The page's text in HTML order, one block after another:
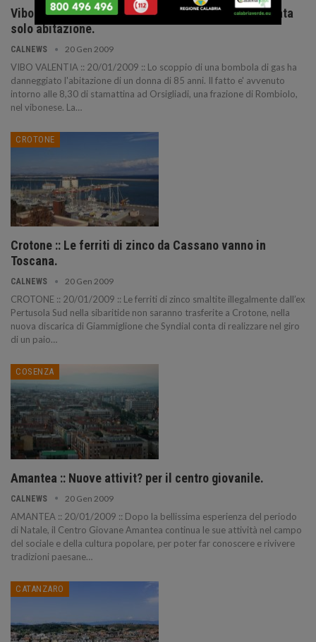
Vibo Valentia :: Scoppia bombola del gas, danneggiata
solo abitazione.
CALNEWS 20 Gen 2009
VIBO VALENTIA :: 20/01/2009 :: Lo scoppio di una bombola di gas ha
danneggiato l'abitazione di un donna di 85 anni. Il fatto e' avvenuto
intorno alle 8,30 di stamattina ad Orsigliadi, una frazione di Rombiolo,
nel vibonese. La…
CROTONE
Crotone :: Le ferriti di zinco da Cassano vanno in
Toscana.
CALNEWS 20 Gen 2009
CROTONE :: 20/01/2009 :: Le ferriti di zinco smaltite illegalmente dall’ex
Pertusola Sud nella sibaritide non saranno trasferite a Crotone, nella
nuova discarica di Giammiglione che Syndial conta di realizzare nel giro
di un paio…
COSENZA
Amantea :: Nuove attivit? per il centro giovanile.
CALNEWS 20 Gen 2009
AMANTEA :: 20/01/2009 :: Dopo la bellissima esperienza del periodo
di Natale, il Centro Giovane Amantea continua le sue attività nel campo
del sociale e della cultura popolare, per poter far conoscere e rivivere
tradizioni paesane…
CATANZARO